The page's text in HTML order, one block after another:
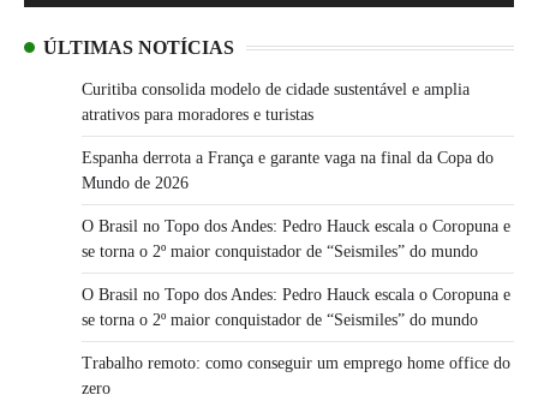
ÚLTIMAS NOTÍCIAS
Curitiba consolida modelo de cidade sustentável e amplia
atrativos para moradores e turistas
Espanha derrota a França e garante vaga na final da Copa do
Mundo de 2026
O Brasil no Topo dos Andes: Pedro Hauck escala o Coropuna e
se torna o 2º maior conquistador de “Seismiles” do mundo
O Brasil no Topo dos Andes: Pedro Hauck escala o Coropuna e
se torna o 2º maior conquistador de “Seismiles” do mundo
Trabalho remoto: como conseguir um emprego home office do
zero